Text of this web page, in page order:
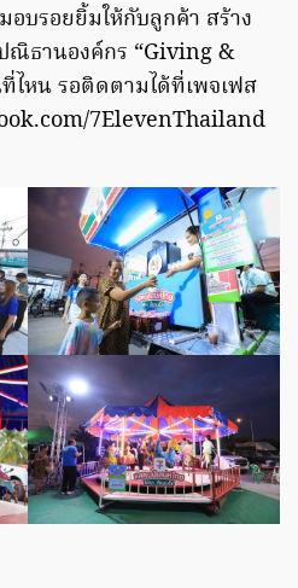
อบรอยยิ้มให้กับลูกค้า สร้าง
ณิธานองค์กร “Giving &
ไหน รอติดตามได้ที่เพจเฟส
7ElevenThailand